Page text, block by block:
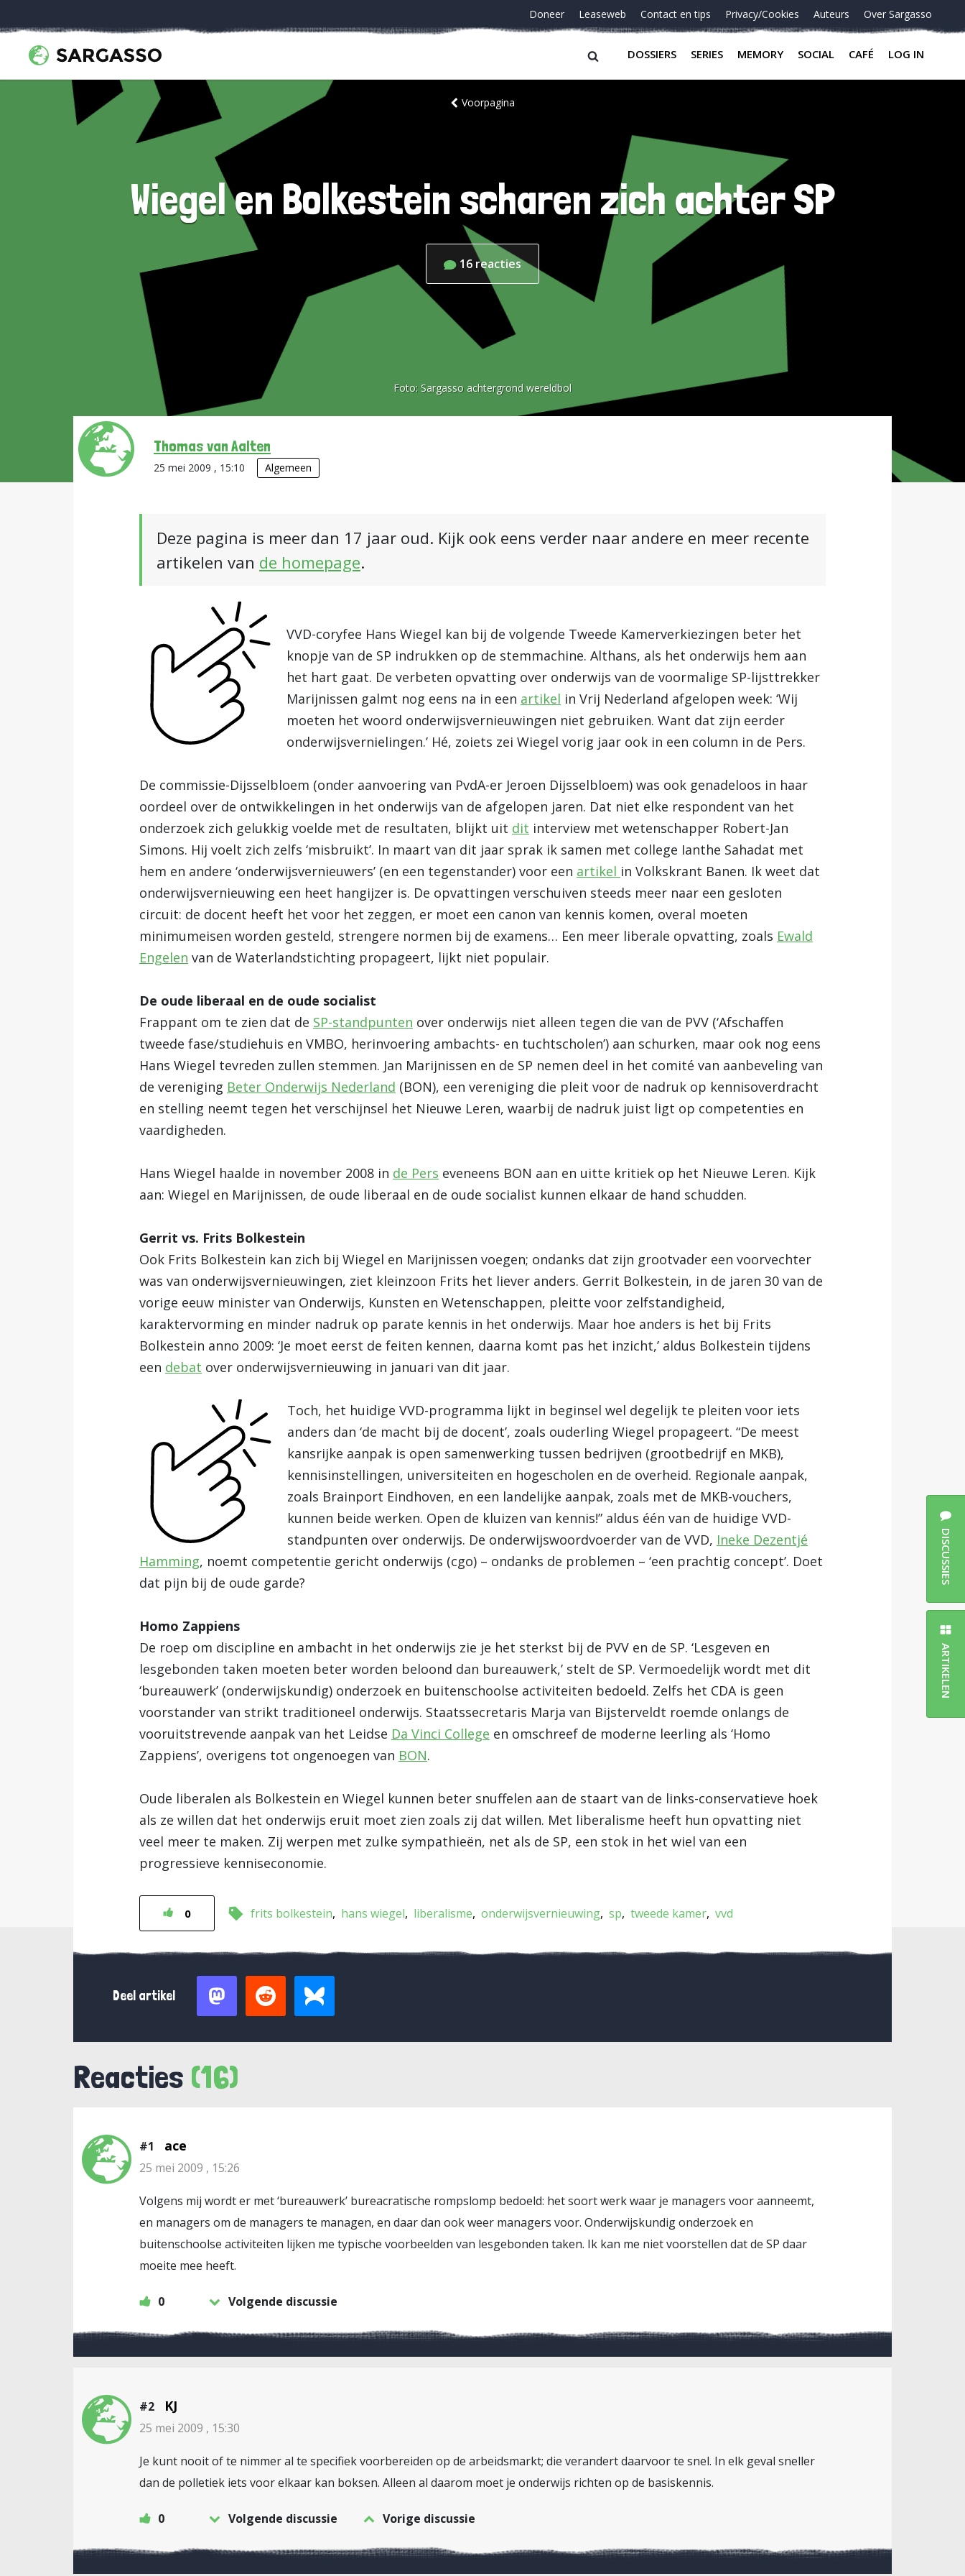
Doneer Leaseweb Contact en tips Privacy/Cookies Auteurs Over Sargasso
DOSSIERS SERIES MEMORY SOCIAL CAFÉ LOG IN
Voorpagina
Wiegel en Bolkestein scharen zich achter SP
16 reacties
Foto: Sargasso achtergrond wereldbol
Thomas van Aalten
25 mei 2009 , 15:10 Algemeen
Deze pagina is meer dan 17 jaar oud. Kijk ook eens verder naar andere en meer recente
artikelen van de homepage.
VVD-coryfee Hans Wiegel kan bij de volgende Tweede Kamerverkiezingen beter het
knopje van de SP indrukken op de stemmachine. Althans, als het onderwijs hem aan
het hart gaat. De verbeten opvatting over onderwijs van de voormalige SP-lijsttrekker
Marijnissen galmt nog eens na in een artikel in Vrij Nederland afgelopen week: ‘Wij
moeten het woord onderwijsvernieuwingen niet gebruiken. Want dat zijn eerder
onderwijsvernielingen.’ Hé, zoiets zei Wiegel vorig jaar ook in een column in de Pers.
De commissie-Dijsselbloem (onder aanvoering van PvdA-er Jeroen Dijsselbloem) was ook genadeloos in haar
oordeel over de ontwikkelingen in het onderwijs van de afgelopen jaren. Dat niet elke respondent van het
onderzoek zich gelukkig voelde met de resultaten, blijkt uit dit interview met wetenschapper Robert-Jan
Simons. Hij voelt zich zelfs ‘misbruikt’. In maart van dit jaar sprak ik samen met college Ianthe Sahadat met
hem en andere ‘onderwijsvernieuwers’ (en een tegenstander) voor een artikel in Volkskrant Banen. Ik weet dat
onderwijsvernieuwing een heet hangijzer is. De opvattingen verschuiven steeds meer naar een gesloten
circuit: de docent heeft het voor het zeggen, er moet een canon van kennis komen, overal moeten
minimumeisen worden gesteld, strengere normen bij de examens… Een meer liberale opvatting, zoals Ewald
Engelen van de Waterlandstichting propageert, lijkt niet populair.
De oude liberaal en de oude socialist
Frappant om te zien dat de SP-standpunten over onderwijs niet alleen tegen die van de PVV (‘Afschaffen
tweede fase/studiehuis en VMBO, herinvoering ambachts- en tuchtscholen’) aan schurken, maar ook nog eens
Hans Wiegel tevreden zullen stemmen. Jan Marijnissen en de SP nemen deel in het comité van aanbeveling van
de vereniging Beter Onderwijs Nederland (BON), een vereniging die pleit voor de nadruk op kennisoverdracht
en stelling neemt tegen het verschijnsel het Nieuwe Leren, waarbij de nadruk juist ligt op competenties en
vaardigheden.
Hans Wiegel haalde in november 2008 in de Pers eveneens BON aan en uitte kritiek op het Nieuwe Leren. Kijk
aan: Wiegel en Marijnissen, de oude liberaal en de oude socialist kunnen elkaar de hand schudden.
Gerrit vs. Frits Bolkestein
Ook Frits Bolkestein kan zich bij Wiegel en Marijnissen voegen; ondanks dat zijn grootvader een voorvechter
was van onderwijsvernieuwingen, ziet kleinzoon Frits het liever anders. Gerrit Bolkestein, in de jaren 30 van de
vorige eeuw minister van Onderwijs, Kunsten en Wetenschappen, pleitte voor zelfstandigheid,
karaktervorming en minder nadruk op parate kennis in het onderwijs. Maar hoe anders is het bij Frits
Bolkestein anno 2009: ‘Je moet eerst de feiten kennen, daarna komt pas het inzicht,’ aldus Bolkestein tijdens
een debat over onderwijsvernieuwing in januari van dit jaar.
Toch, het huidige VVD-programma lijkt in beginsel wel degelijk te pleiten voor iets
anders dan ‘de macht bij de docent’, zoals ouderling Wiegel propageert. “De meest
kansrijke aanpak is open samenwerking tussen bedrijven (grootbedrijf en MKB),
kennisinstellingen, universiteiten en hogescholen en de overheid. Regionale aanpak,
zoals Brainport Eindhoven, en een landelijke aanpak, zoals met de MKB-vouchers,
kunnen beide werken. Open de kluizen van kennis!” aldus één van de huidige VVD-
standpunten over onderwijs. De onderwijswoordvoerder van de VVD, Ineke Dezentjé
Hamming, noemt competentie gericht onderwijs (cgo) – ondanks de problemen – ‘een prachtig concept’. Doet
dat pijn bij de oude garde?
Homo Zappiens
De roep om discipline en ambacht in het onderwijs zie je het sterkst bij de PVV en de SP. ‘Lesgeven en
lesgebonden taken moeten beter worden beloond dan bureauwerk,’ stelt de SP. Vermoedelijk wordt met dit
‘bureauwerk’ (onderwijskundig) onderzoek en buitenschoolse activiteiten bedoeld. Zelfs het CDA is geen
voorstander van strikt traditioneel onderwijs. Staatssecretaris Marja van Bijsterveldt roemde onlangs de
vooruitstrevende aanpak van het Leidse Da Vinci College en omschreef de moderne leerling als ‘Homo
Zappiens’, overigens tot ongenoegen van BON.
Oude liberalen als Bolkestein en Wiegel kunnen beter snuffelen aan de staart van de links-conservatieve hoek
als ze willen dat het onderwijs eruit moet zien zoals zij dat willen. Met liberalisme heeft hun opvatting niet
veel meer te maken. Zij werpen met zulke sympathieën, net als de SP, een stok in het wiel van een
progressieve kenniseconomie.
0 frits bolkestein hans wiegel liberalisme onderwijsvernieuwing sp tweede kamer vvd
Deel artikel
Reacties (16)
#1 ace
25 mei 2009 , 15:26
Volgens mij wordt er met ‘bureauwerk’ bureacratische rompslomp bedoeld: het soort werk waar je managers voor aanneemt,
en managers om de managers te managen, en daar dan ook weer managers voor. Onderwijskundig onderzoek en
buitenschoolse activiteiten lijken me typische voorbeelden van lesgebonden taken. Ik kan me niet voorstellen dat de SP daar
moeite mee heeft.
0 Volgende discussie
#2 KJ
25 mei 2009 , 15:30
Je kunt nooit of te nimmer al te specifiek voorbereiden op de arbeidsmarkt; die verandert daarvoor te snel. In elk geval sneller
dan de polletiek iets voor elkaar kan boksen. Alleen al daarom moet je onderwijs richten op de basiskennis.
0 Volgende discussie Vorige discussie
DISCUSSIES
ARTIKELEN